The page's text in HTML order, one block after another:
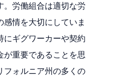
。労働組合は適切な労
情を大切にしていま
にギグワーカーや契約
が重要であることを思
フォルニア州の多くの